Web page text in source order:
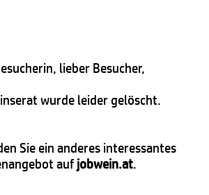
lieber Besucher,
wurde leider gelöscht.
Sie ein anderes interessantes
aufjobwein.at.